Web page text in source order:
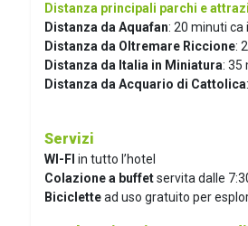
Distanza principali parchi e
Distanza da Aquafan: 20 minuti ca
Distanza da Oltremare Riccione:
Distanza da Italia in Miniatura: 35
Distanza da Acquario di Cattolica
Servizi
WI-FI in tutto l’hotel
Colazione a buffet servita dalle
Biciclette ad uso gratuito per